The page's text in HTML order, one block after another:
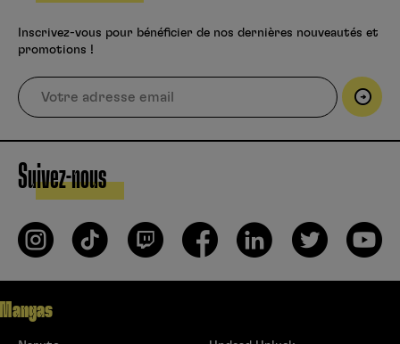
Inscrivez-vous pour bénéficier de nos dernières nouveautés et
promotions !
Suivez-nous
Mangas